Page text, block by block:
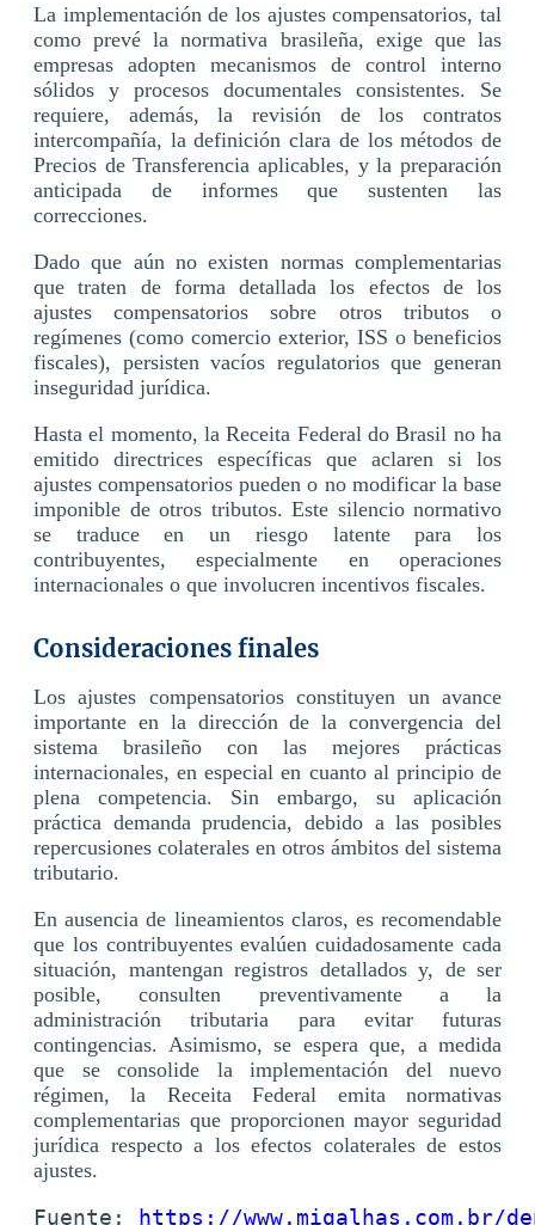
La implementación de los ajustes compensatorios, tal
como prevé la normativa brasileña, exige que las
empresas adopten mecanismos de control interno
sólidos y procesos documentales consistentes. Se
requiere, además, la revisión de los contratos
intercompañía, la definición clara de los métodos de
Precios de Transferencia aplicables, y la preparación
anticipada de informes que sustenten las
correcciones.
Dado que aún no existen normas complementarias
que traten de forma detallada los efectos de los
ajustes compensatorios sobre otros tributos o
regímenes (como comercio exterior, ISS o beneficios
fiscales), persisten vacíos regulatorios que generan
inseguridad jurídica.
Hasta el momento, la Receita Federal do Brasil no ha
emitido directrices específicas que aclaren si los
ajustes compensatorios pueden o no modificar la base
imponible de otros tributos. Este silencio normativo
se traduce en un riesgo latente para los
contribuyentes, especialmente en operaciones
internacionales o que involucren incentivos fiscales.
Consideraciones finales
Los ajustes compensatorios constituyen un avance
importante en la dirección de la convergencia del
sistema brasileño con las mejores prácticas
internacionales, en especial en cuanto al principio de
plena competencia. Sin embargo, su aplicación
práctica demanda prudencia, debido a las posibles
repercusiones colaterales en otros ámbitos del sistema
tributario.
En ausencia de lineamientos claros, es recomendable
que los contribuyentes evalúen cuidadosamente cada
situación, mantengan registros detallados y, de ser
posible, consulten preventivamente a la
administración tributaria para evitar futuras
contingencias. Asimismo, se espera que, a medida
que se consolide la implementación del nuevo
régimen, la Receita Federal emita normativas
complementarias que proporcionen mayor seguridad
jurídica respecto a los efectos colaterales de estos
ajustes.
Fuente: https://www.migalhas.com.br/